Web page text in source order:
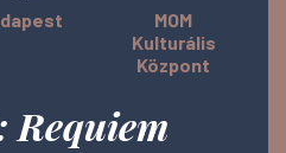
MOM
Kulturális
Központ